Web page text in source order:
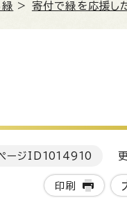
> 寄付で緑を応援し
ージID 1014910 更
印刷